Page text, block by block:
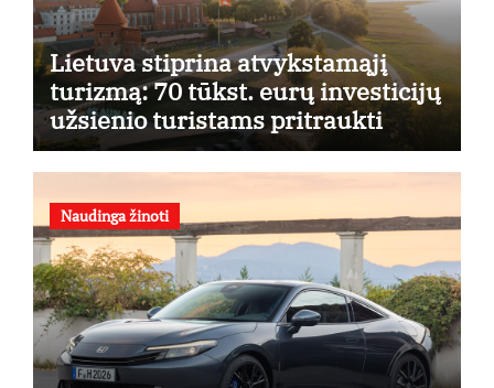
Lietuva stiprina atvykstamąjį
turizmą: 70 tūkst. eurų investicijų
užsienio turistams pritraukti
Naudinga žinoti